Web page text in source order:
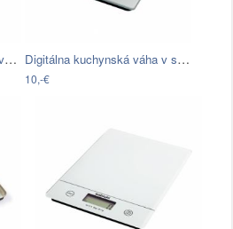
Čierna digitálna kuchynská váha Sabichi Digitálna kuchynská váha v striebornej…
10,-€